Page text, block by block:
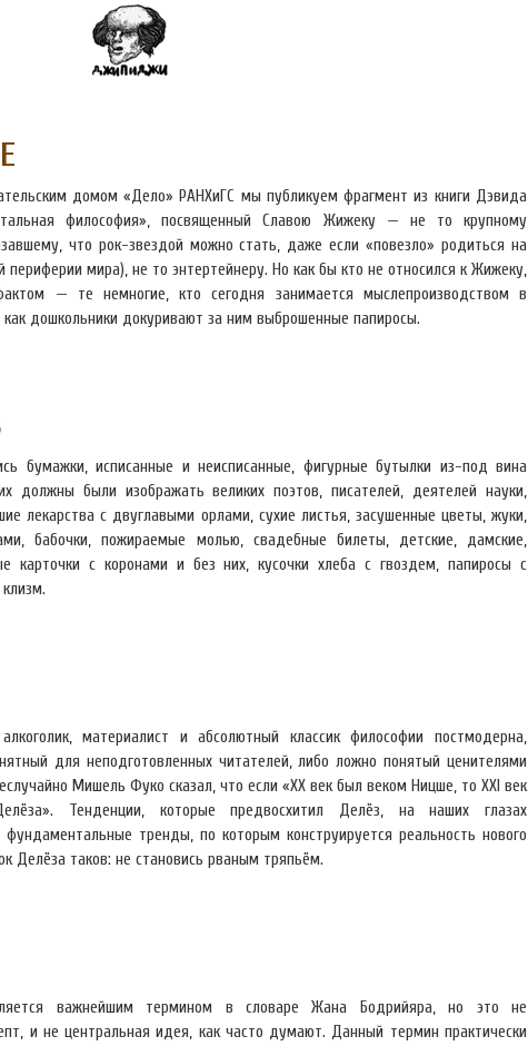
домом «Дело» РАНХиГС мы публикуем фрагмент из книги Дэвида
философия», посвященный Славою Жижеку — не то крупному
что рок-звездой можно стать, даже если «повезло» родиться на
периферии мира), не то энтертейнеру. Но как бы кто не относился к Жижеку,
— те немногие, кто сегодня занимается мыслепроизводством в
как дошкольники докуривают за ним выброшенные папиросы.
бумажки, исписанные и неисписанные, фигурные бутылки из-под вина
должны были изображать великих поэтов, писателей, деятелей науки,
лекарства с двуглавыми орлами, сухие листья, засушенные цветы, жуки,
бабочки, пожираемые молью, свадебные билеты, детские, дамские,
карточки с коронами и без них, кусочки хлеба с гвоздем, папиросы с
материалист и абсолютный классик философии постмодерна,
для неподготовленных читателей, либо ложно понятый ценителями
Мишель Фуко сказал, что если «ХХ век был веком Ницше, то XXI век
Тенденции, которые предвосхитил Делёз, на наших глазах
тренды, по которым конструируется реальность нового
Делёза таков: не становись рваным тряпьём.
важнейшим термином в словаре Жана Бодрийяра, но это не
и не центральная идея, как часто думают. Данный термин практически